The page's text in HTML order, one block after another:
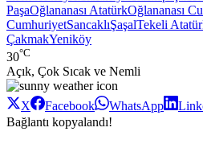
PaşaOğlananası AtatürkOğlananası
CumhuriyetSancaklıŞaşalTekeli
ÇakmakYeniköy
30°C
Açık, Çok Sıcak ve Nemli
X Facebook WhatsApp
Bağlantı kopyalandı!